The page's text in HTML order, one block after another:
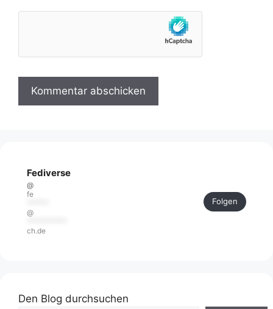
Fediverse
@
fe
@
ch.de
Folgen
Den Blog durchsuchen